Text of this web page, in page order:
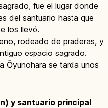
fue el lugar donde
del santuario hasta que
los llevó.
rodeado de praderas, y
espacio sagrado.
Ōyunohara se tarda unos
y santuario principal